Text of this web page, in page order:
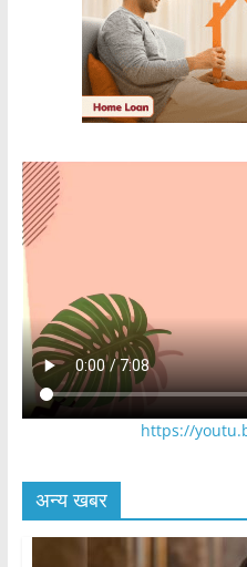
https://
अन्य खबर